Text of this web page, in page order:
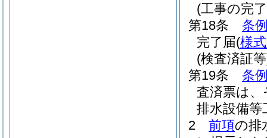
(工事の完
第18条
条
完了届(様
(検査済証
第19条
条
査済票は
排水設備等
2
前項の排